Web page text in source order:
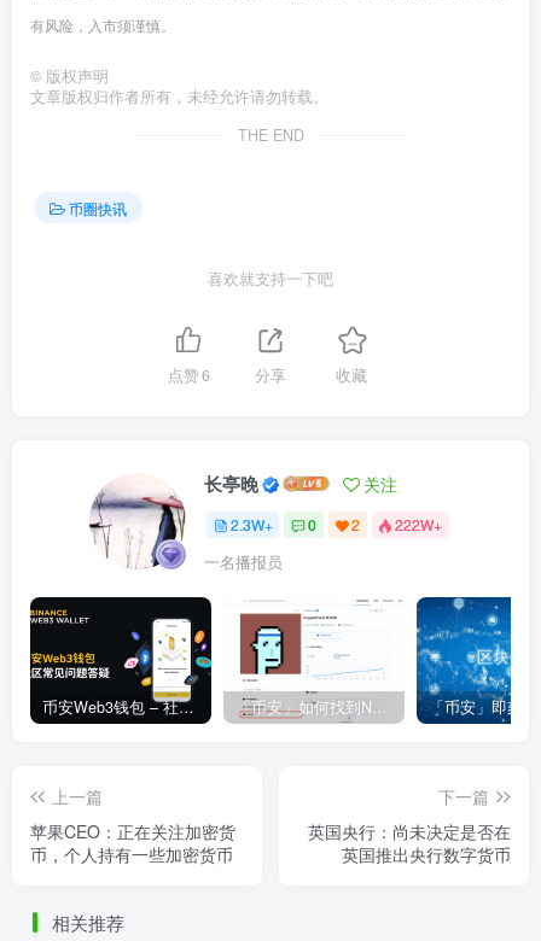
有风险，入市须谨慎。
© 版权声明
文章版权归作者所有，未经允许请勿转载。
THE END
币圈快讯
喜欢就支持一下吧
点赞6 分享 收藏
长亭晚 关注
2.3W+ 0 2 222W+
一名播报员
币安Web3钱包 – 社区常见问题答疑 「币安」如何找到NFT合约地址？
上一篇
苹果CEO：正在关注加密货
币，个人持有一些加密货币
下一篇
英国央行：尚未决定是否在
英国推出央行数字货币
相关推荐